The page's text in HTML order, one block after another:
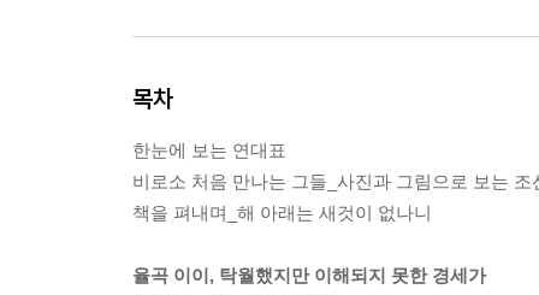
목차
한눈에 보는 연대표
비로소 처음 만나는 그들_사진과 그림으로 보는 조
책을 펴내며_해 아래는 새것이 없나니
율곡 이이, 탁월했지만 이해되지 못한 경세가